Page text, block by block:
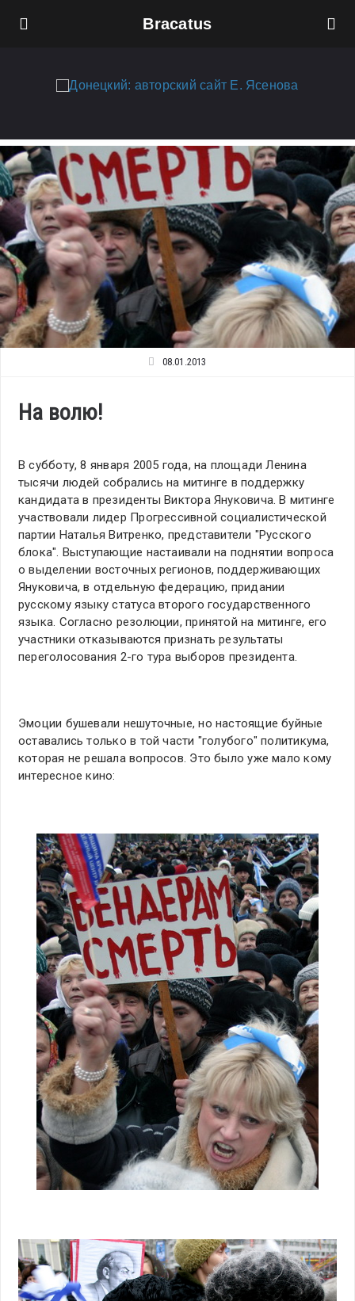
Bracatus
08.01.2013
На волю!
В субботу, 8 января 2005 года, на площади Ленина
тысячи людей собрались на митинге в поддержку
кандидата в президенты Виктора Януковича. В митинге
участвовали лидер Прогрессивной социалистической
партии Наталья Витренко, представители "Русского
блока". Выступающие настаивали на поднятии вопроса
о выделении восточных регионов, поддерживающих
Януковича, в отдельную федерацию, придании
русскому языку статуса второго государственного
языка. Согласно резолюции, принятой на митинге, его
участники отказываются признать результаты
переголосования 2-го тура выборов президента.
Эмоции бушевали нешуточные, но настоящие буйные
оставались только в той части "голубого" политикума,
которая не решала вопросов. Это было уже мало кому
интересное кино: